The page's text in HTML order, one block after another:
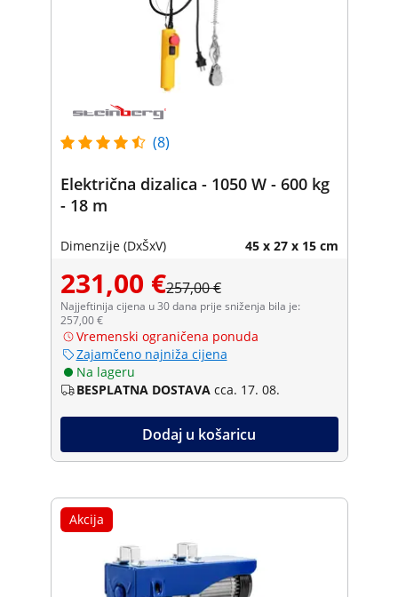
(8)
Električna dizalica - 1050 W - 600 kg
- 18 m
Dimenzije (DxŠxV) 45 x 27 x 15 cm
231,00 €257,00 €
Najjeftinija cijena u 30 dana prije sniženja bila je:
257,00 €
Vremenski ograničena ponuda
Zajamčeno najniža cijena
Na lageru
BESPLATNA DOSTAVA cca. 17. 08.
Dodaj u košaricu
Akcija